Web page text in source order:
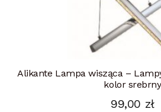
Alikante Lampa wisząca –
kolor srebrny
99,00 zł